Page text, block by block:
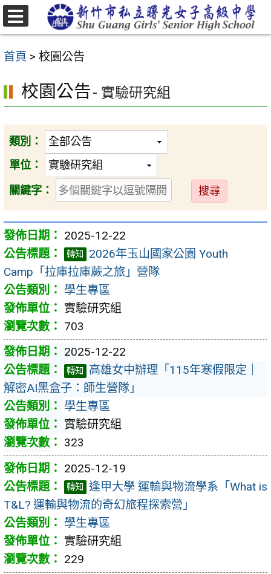
跳
至
要
容
首頁 > 校園公告
校園公告- 實驗研究組
類別：
單位：
關鍵字：
送
出
2025-12-22
轉知
2026年玉山國家公園 Youth
Camp「拉庫拉庫蕨之旅」營隊
學生專區
實驗研究組
703
2025-12-22
轉知
高雄女中辦理「115年寒假限定｜
解密AI黑盒子：師生營隊」
學生專區
實驗研究組
323
2025-12-19
轉知
逢甲大學 運輸與物流學系「What is
T&L? 運輸與物流的奇幻旅程探索營」
學生專區
實驗研究組
229
選
單